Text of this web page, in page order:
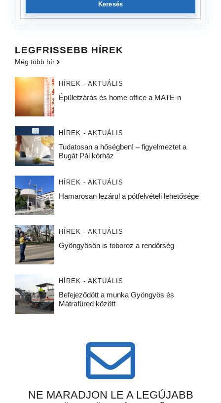
Keresés
LEGFRISSEBB HÍREK
Még több hír
HÍREK - AKTUÁLIS
Épületzárás és home office a MATE-n
HÍREK - AKTUÁLIS
Tudatosan a hőségben! – figyelmeztet a
Bugát Pál kórház
HÍREK - AKTUÁLIS
Hamarosan lezárul a pótfelvételi lehetősége
HÍREK - AKTUÁLIS
Gyöngyösön is toboroz a rendőrség
HÍREK - AKTUÁLIS
Befejeződött a munka Gyöngyös és
Mátrafüred között
NE MARADJON LE A LEGÚJABB